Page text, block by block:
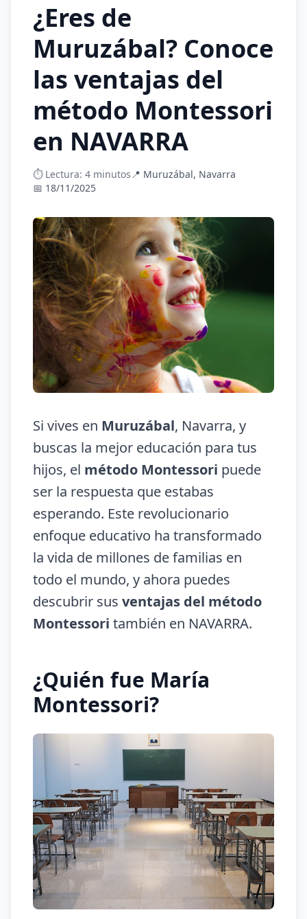
¿Eres de
Muruzábal? Conoce
las ventajas del
método Montessori
en NAVARRA
⏱️ Lectura: 4 minutos📍 Muruzábal, Navarra
📅 18/11/2025
Si vives en Muruzábal, Navarra, y
buscas la mejor educación para tus
hijos, el método Montessori puede
ser la respuesta que estabas
esperando. Este revolucionario
enfoque educativo ha transformado
la vida de millones de familias en
todo el mundo, y ahora puedes
descubrir sus ventajas del método
Montessori también en NAVARRA.
¿Quién fue María
Montessori?